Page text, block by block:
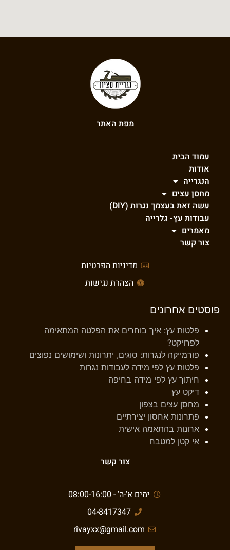
מפת האתר
עמוד הבית
אודות
הנגרייה
מחסן עצים
עשה זאת בעצמך נגרות (DIY)
עבודות עץ- גלרייה
מאמרים
צור קשר
מדיניות הפרטיות
הצהרת נגישות
פוסטים אחרונים
פלטות עץ: איך בוחרים את הפלטה המתאימה
לפרויקט?
פורמייקה לנגרות: סוגים, יתרונות ושימושים נפוצים
פלטות עץ לפי מידה לעבודות נגרות
חיתוך עץ לפי מידה בחיפה
דיקט עץ
מחסן עצים בצפון
פתרונות אחסון יצירתיים
ארונות בהתאמה אישית
אי קטן למטבח
צור קשר
ימים א'-ה' - 08:00-16:00
04-8417347
rivayxx@gmail.com